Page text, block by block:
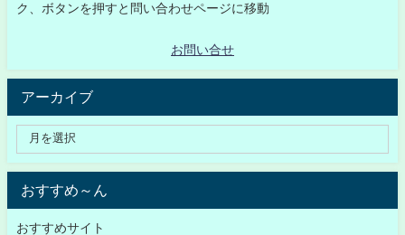
ク、ボタンを押すと問い合わせページに移動
お問い合せ
アーカイブ
おすすめ～ん
おすすめサイト